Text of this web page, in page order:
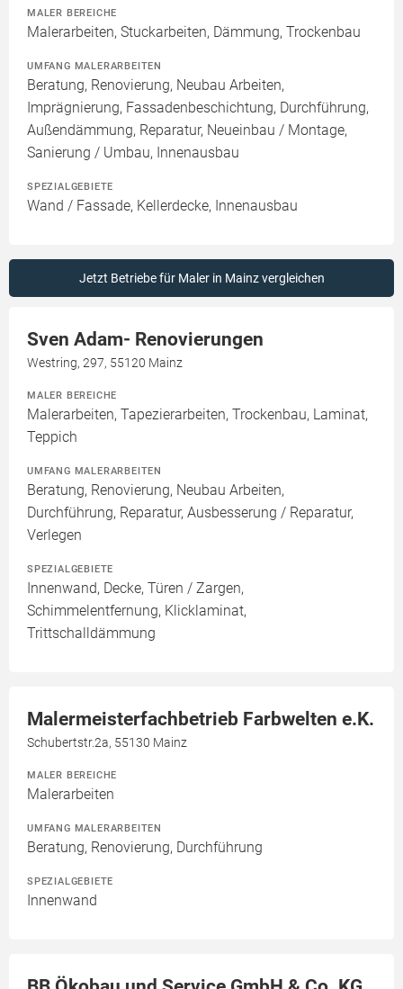
MALER BEREICHE
Malerarbeiten, Stuckarbeiten, Dämmung, Trockenbau
UMFANG MALERARBEITEN
Beratung, Renovierung, Neubau Arbeiten,
Imprägnierung, Fassadenbeschichtung, Durchführung,
Außendämmung, Reparatur, Neueinbau / Montage,
Sanierung / Umbau, Innenausbau
SPEZIALGEBIETE
Wand / Fassade, Kellerdecke, Innenausbau
Jetzt Betriebe für Maler in Mainz vergleichen
Sven Adam- Renovierungen
Westring, 297, 55120 Mainz
MALER BEREICHE
Malerarbeiten, Tapezierarbeiten, Trockenbau, Laminat,
Teppich
UMFANG MALERARBEITEN
Beratung, Renovierung, Neubau Arbeiten,
Durchführung, Reparatur, Ausbesserung / Reparatur,
Verlegen
SPEZIALGEBIETE
Innenwand, Decke, Türen / Zargen,
Schimmelentfernung, Klicklaminat,
Trittschalldämmung
Malermeisterfachbetrieb Farbwelten e.K.
Schubertstr.2a, 55130 Mainz
MALER BEREICHE
Malerarbeiten
UMFANG MALERARBEITEN
Beratung, Renovierung, Durchführung
SPEZIALGEBIETE
Innenwand